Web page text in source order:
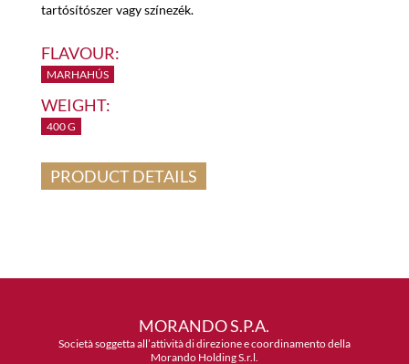
tartósítószer vagy színezék.
FLAVOUR:
MARHAHÚS
WEIGHT:
400 G
PRODUCT DETAILS
MORANDO S.P.A.
Società soggetta all’attività di direzione e coordinamento della
Morando Holding S.r.l.